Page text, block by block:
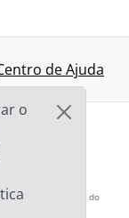
de Ajuda
do fornecedor do
o